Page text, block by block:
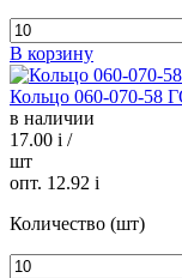
В корзину
Кольцо 060-070-58
в наличии
17.00 i /
шт
опт. 12.92 i
Количество (шт)